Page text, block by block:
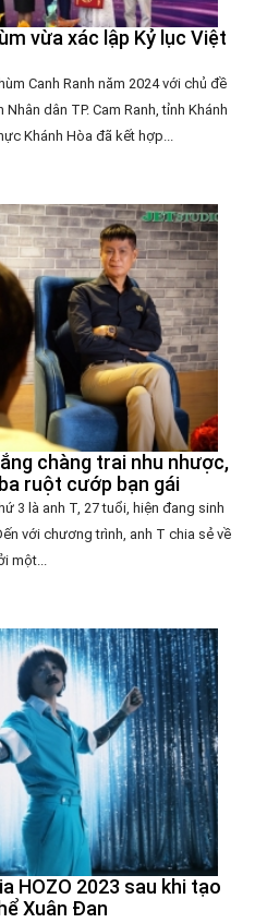
vừa xác lập Kỷ lục Việt
Canh Ranh năm 2024 với chủ đề
dân TP. Cam Ranh, tỉnh Khánh
Khánh Hòa đã kết hợp...
chàng trai nhu nhược,
ruột cướp bạn gái
3 là anh T, 27 tuổi, hiện đang sinh
với chương trình, anh T chia sẻ về
một...
HOZO 2023 sau khi tạo
Xuân Đan